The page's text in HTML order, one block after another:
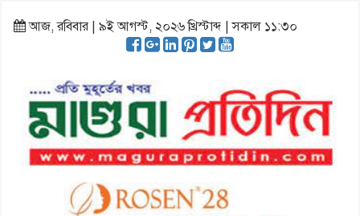
আজ, রবিবার | ৯ই আগস্ট, ২০২৬ খ্রিস্টাব্দ | সকাল ১১:৩০